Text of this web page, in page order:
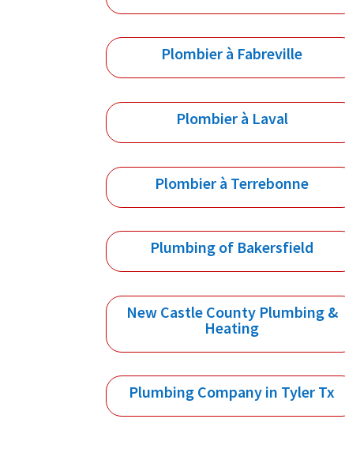
Plombier à Fabreville
Plombier à Laval
Plombier à Terrebonne
Plumbing of Bakersfield
New Castle County Plumbing &
Heating
Plumbing Company in Tyler Tx